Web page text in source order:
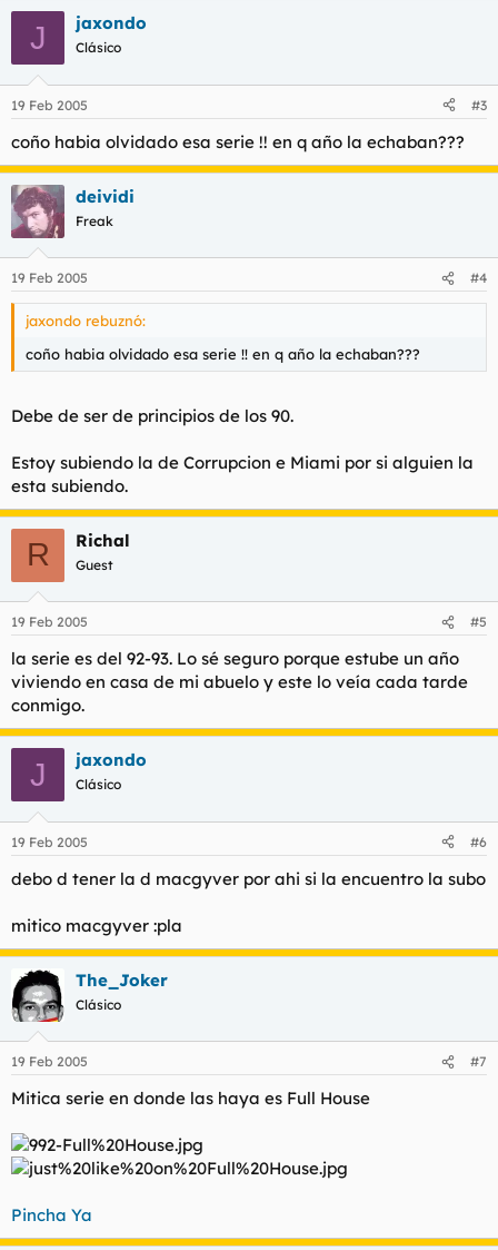
J jaxondo
Clásico
19 Feb 2005 #3
coño habia olvidado esa serie !! en q año la echaban???
deividi
Freak
19 Feb 2005 #4
jaxondo rebuznó:
coño habia olvidado esa serie !! en q año la echaban???
Debe de ser de principios de los 90.
Estoy subiendo la de Corrupcion e Miami por si alguien la
esta subiendo.
R Richal
Guest
19 Feb 2005 #5
la serie es del 92-93. Lo sé seguro porque estube un año
viviendo en casa de mi abuelo y este lo veía cada tarde
conmigo.
J jaxondo
Clásico
19 Feb 2005 #6
debo d tener la d macgyver por ahi si la encuentro la subo
mitico macgyver :pla
The_Joker
Clásico
19 Feb 2005 #7
Mitica serie en donde las haya es Full House
Pincha Ya